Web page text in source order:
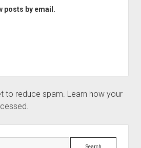
posts by email.
to reduce spam. Learn how your
Search